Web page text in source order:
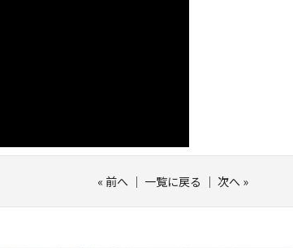
« 前へ ｜ 一覧に戻る ｜ 次へ »